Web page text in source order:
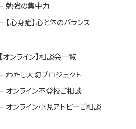
勉強の集中力
【心身症】心と体のバランス
【オンライン】相談会一覧
わたし大切プロジェクト
オンライン不登校ご相談
オンライン小児アトピーご相談